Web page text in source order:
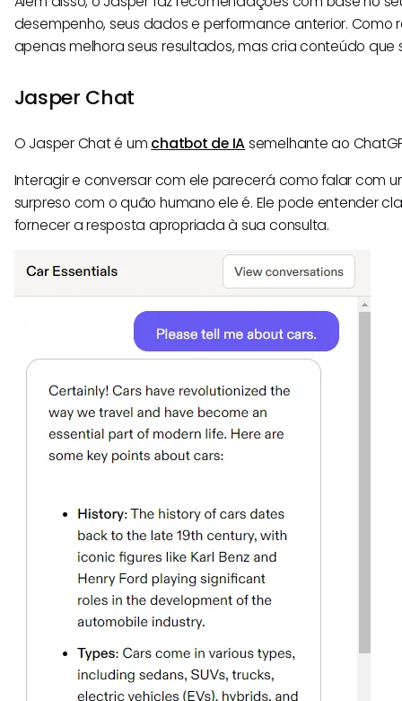
desempenho, seus dados e performance anterior. Como
apenas melhora seus resultados, mas cria conteúdo que
Jasper Chat
O Jasper Chat é um chatbot de IAsemelhante ao
Interagir e conversar com ele parecerá como falar com
surpreso com o quão humano ele é. Ele pode entender
fornecer a resposta apropriada à sua consulta.